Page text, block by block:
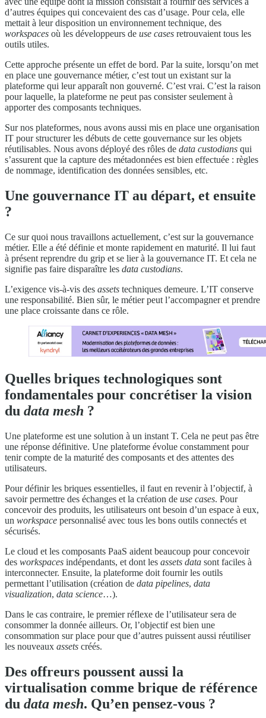
d’autres équipes qui concevaient des cas d’usage. Pour cela, elle
mettait à leur disposition un environnement technique, des
workspaces où les développeurs de use cases retrouvaient tous les
outils utiles.
Cette approche présente un effet de bord. Par la suite, lorsqu’on met
en place une gouvernance métier, c’est tout un existant sur la
plateforme qui leur apparaît non gouverné. C’est vrai. C’est la raison
pour laquelle, la plateforme ne peut pas consister seulement à
apporter des composants techniques.
Sur nos plateformes, nous avons aussi mis en place une organisation
IT pour structurer les débuts de cette gouvernance sur les objets
réutilisables. Nous avons déployé des rôles de data custodians qui
s’assurent que la capture des métadonnées est bien effectuée : règles
de nommage, identification des données sensibles, etc.
Une gouvernance IT au départ, et ensuite
?
Ce sur quoi nous travaillons actuellement, c’est sur la gouvernance
métier. Elle a été définie et monte rapidement en maturité. Il lui faut
à présent reprendre du grip et se lier à la gouvernance IT. Et cela ne
signifie pas faire disparaître les data custodians.
L’exigence vis-à-vis des assets techniques demeure. L’IT conserve
une responsabilité. Bien sûr, le métier peut l’accompagner et prendre
une place croissante dans ce rôle.
Quelles briques technologiques sont
fondamentales pour concrétiser la vision
du data mesh ?
Une plateforme est une solution à un instant T. Cela ne peut pas être
une réponse définitive. Une plateforme évolue constamment pour
tenir compte de la maturité des composants et des attentes des
utilisateurs.
Pour définir les briques essentielles, il faut en revenir à l’objectif, à
savoir permettre des échanges et la création de use cases. Pour
concevoir des produits, les utilisateurs ont besoin d’un espace à eux,
un workspace personnalisé avec tous les bons outils connectés et
sécurisés.
Le cloud et les composants PaaS aident beaucoup pour concevoir
des workspaces indépendants, et dont les assets data sont faciles à
interconnecter. Ensuite, la plateforme doit fournir les outils
permettant l’utilisation (création de data pipelines, data
visualization, data science…).
Dans le cas contraire, le premier réflexe de l’utilisateur sera de
consommer la donnée ailleurs. Or, l’objectif est bien une
consommation sur place pour que d’autres puissent aussi réutiliser
les nouveaux assets créés.
Des offreurs poussent aussi la
virtualisation comme brique de référence
du data mesh. Qu’en pensez-vous ?